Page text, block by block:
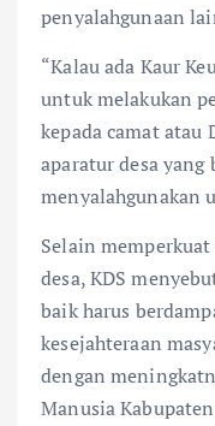
penyalahgunaan
“Kalau ada Kaur
untuk melakukan
kepada camat atau
aparatur desa
menyalahgunakan
Selain
desa, KDS
baik harus
kesejahteraan
dengan
Manusia